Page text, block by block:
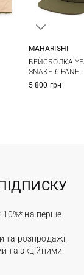
MAHARISHI
БЕЙСБОЛКА
SNAKE 6
5 800 грн
10%* на перше
та розпродажі.
та акційними